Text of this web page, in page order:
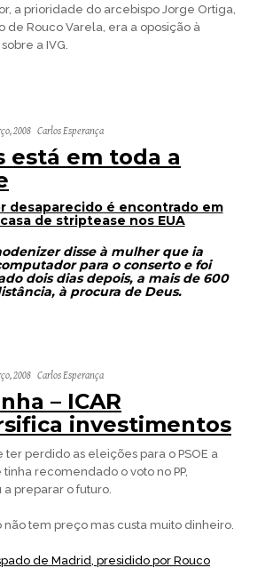
a prioridade do arcebispo Jorge Ortiga,
de Rouco Varela, era a oposição à
a IVG.
2008 Carlos Esperança
está em toda a
desaparecido é encontrado em
casa de striptease nos EUA
disse à mulher que ia
para o conserto e foi
dois dias depois, a mais de 600
à procura de Deus.
2008 Carlos Esperança
– ICAR
investimentos
ter perdido as eleições para o PSOE a
tinha recomendado o voto no PP,
preparar o futuro.
não tem preço mas custa muito dinheiro.
de Madrid, presidido por Rouco